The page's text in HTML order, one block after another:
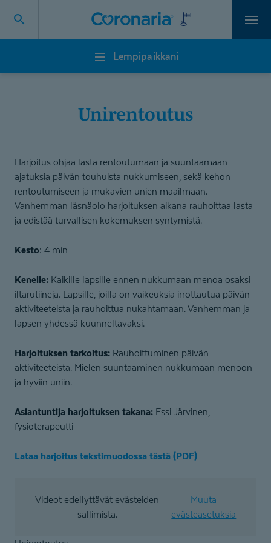
Lempipaikkani
Unirentoutus
Harjoitus ohjaa lasta rentoutumaan ja suuntaamaan
ajatuksia päivän touhuista nukkumiseen, sekä kehon
rentoutumiseen ja mukavien unien maailmaan.
Vanhemman läsnäolo harjoituksen aikana rauhoittaa lasta
ja edistää turvallisen kokemuksen syntymistä.
Kesto: 4 min
Kenelle: Kaikille lapsille ennen nukkumaan menoa osaksi
iltarutiineja. Lapsille, joilla on vaikeuksia irrottautua päivän
aktiviteeteista ja rauhoittua nukahtamaan. Vanhemman ja
lapsen yhdessä kuunneltavaksi.
Harjoituksen tarkoitus: Rauhoittuminen päivän
aktiviteeteista. Mielen suuntaaminen nukkumaan menoon
ja hyviin uniin.
Asiantuntija harjoituksen takana: Essi Järvinen,
fysioterapeutti
Lataa harjoitus tekstimuodossa tästä (PDF)
Videot edellyttävät evästeiden
sallimista.
Muuta
evästeasetuksia